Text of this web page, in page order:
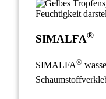
SIMALFA®
SIMALFA®